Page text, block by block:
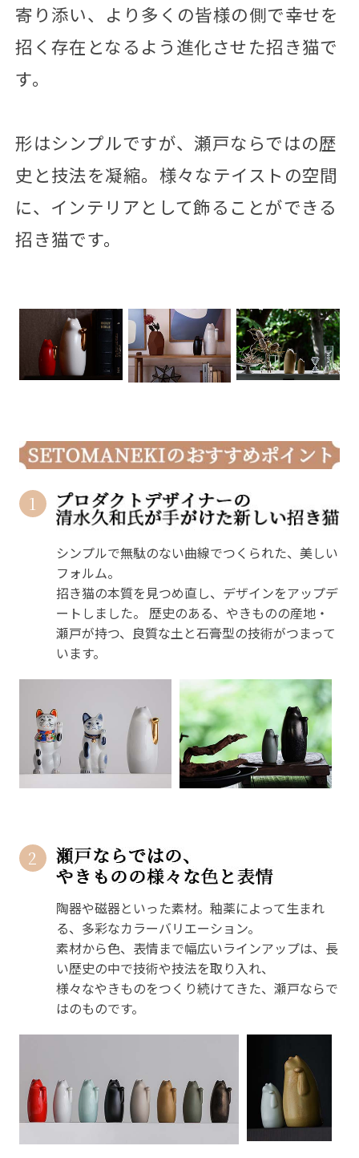
寄り添い、より多くの皆様の側で幸せを
招く存在となるよう進化させた招き猫で
す。
形はシンプルですが、瀬戸ならではの歴
史と技法を凝縮。様々なテイストの空間
に、インテリアとして飾ることができる
招き猫です。
1
シンプルで無駄のない曲線でつくられた、美しい
フォルム。
招き猫の本質を見つめ直し、デザインをアップデ
ートしました。 歴史のある、やきものの産地・
瀬戸が持つ、良質な土と石膏型の技術がつまって
います。
2
陶器や磁器といった素材。釉薬によって生まれ
る、多彩なカラーバリエーション。
素材から色、表情まで幅広いラインアップは、長
い歴史の中で技術や技法を取り入れ、
様々なやきものをつくり続けてきた、瀬戸ならで
はのものです。